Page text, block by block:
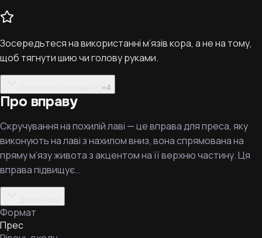
Зосередьтеся на використанні м’язів кора, а не на тому,
щоб тягнути шию чи голову руками.
+4
Про вправу
Скручування на похилій лаві — це вправа для преса, яку
виконують на лаві з нахилом вниз, вона спрямована на
пряму м’язу живота з акцентом на її верхню частину. Ця
вправа підвищує…
Формат
Прес